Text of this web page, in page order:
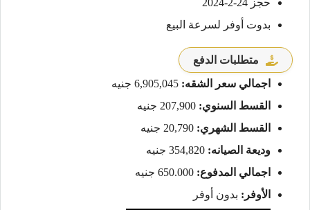
حجز 24-2-2024
بدوت أوفر لسرعة البيع
متطلبات الدفع
اجمالي سعر الشقه:
القسط السنوي:
القسط الشهري:
وديعة الصيانه:
اجمالي المدفوع:
الأوفر: بدون أوفر